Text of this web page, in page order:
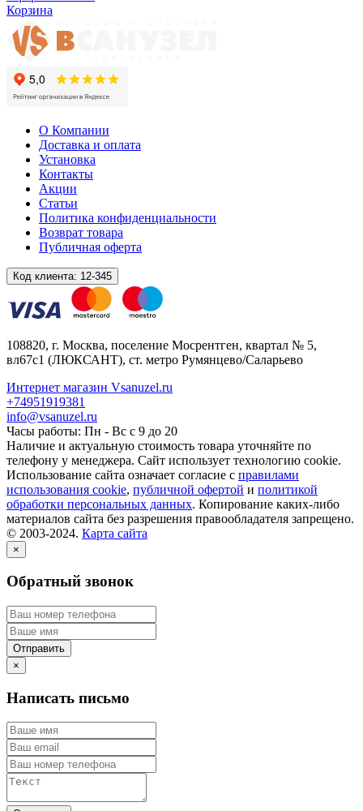
Корзина
О Компании
Доставка и оплата
Установка
Контакты
Акции
Статьи
Политика конфиденциальности
Возврат товара
Публичная оферта
Код клиента: 12-345
108820, г. Москва, поселение Мосрентген, квартал № 5,
вл67с1 (ЛЮКСАНТ), ст. метро Румянцево/Саларьево
Интернет магазин Vsanuzel.ru
+74951919381
info@vsanuzel.ru
Часы работы: Пн - Вс с 9 до 20
Наличие и актуальную стоимость товара уточняйте по
телефону у менеджера. Сайт использует технологию cookie.
Использование сайта означает согласие с правилами
использования cookie, публичной офертой и политикой
обработки персональных данных. Копирование каких-либо
материалов сайта без разрешения правообладателя запрещено.
© 2003-2024. Карта сайта
×
Обратный звонок
×
Написать письмо